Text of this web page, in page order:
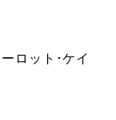
ロット･ケイ